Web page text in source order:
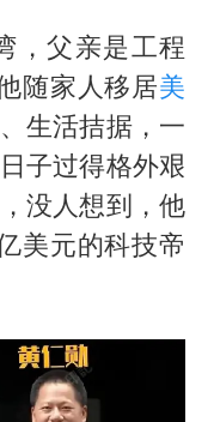
谣Bin离队
次演长剧
”全线暴涨
总书记点赞的非遗苗绣焕发新生机
，父亲是工程
随家人移居美
生活拮据，一
子过得格外艰
没人想到，他
美元的科技帝